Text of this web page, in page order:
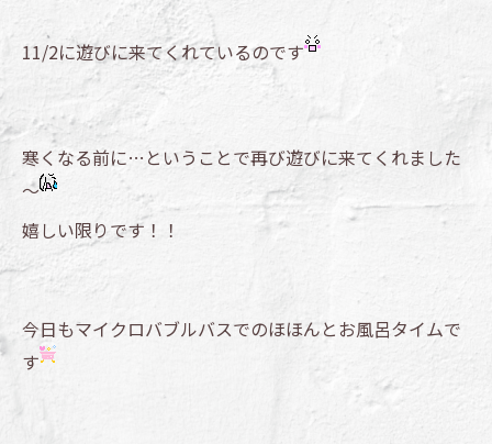
11/2に遊びに来てくれているのです
寒くなる前に…ということで再び遊びに来てくれました
～
嬉しい限りです！！
今日もマイクロバブルバスでのほほんとお風呂タイムで
す